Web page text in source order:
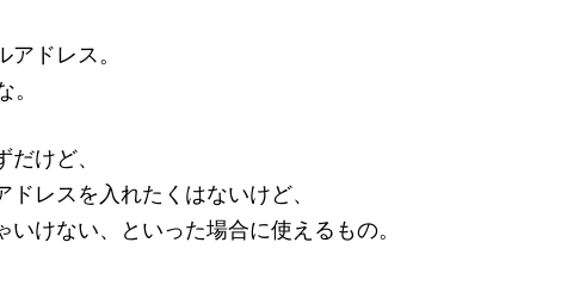
ドレス。
。
けど、
レスを入れたくはないけど、
けない、といった場合に使えるもの。